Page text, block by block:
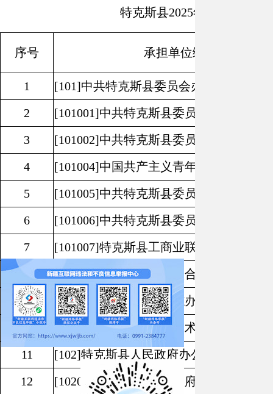
特克斯县2025年部门预算公
序号 承担单位编码及名称
1 [101]中共特克斯县委员会办公室
2
[101001]中共特克斯县委员会办公室
3
[101002]中共特克斯县委员会统一战线工
4
[101004]中国共产主义青年团特克斯县委
5
[101005]中共特克斯县委员会组织部
6
[101006]中共特克斯县委员会宣传部
7
[101007]特克斯县工商业联合会
[101008]特克斯县妇女联合会
9
[101009] 特克斯县委史志办公室
10
[101010]特克斯县科学技术协会
11
[102]特克斯县人民政府办公室
12
[102001]特克斯县人民政府办公室